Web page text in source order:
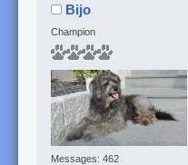
Bijo
Champion
Messages: 462